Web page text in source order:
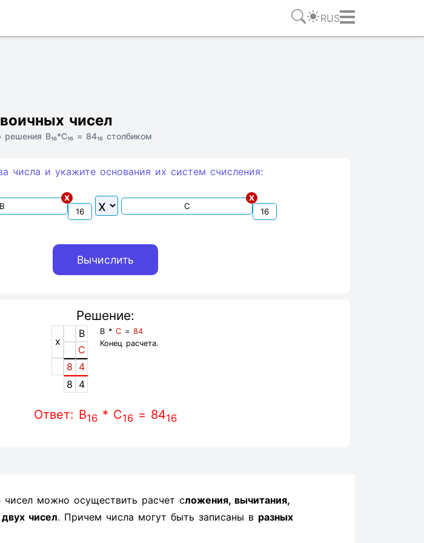
RUS
чисел
B₁₆*C₁₆ = 84₁₆ столбиком
числа и укажите основания их систем счиcления:
x x
Решение:
x
B
C
8 4
8 4
B *C =84
Конец расчета.
Ответ: B16 * C16 = 8416
чисел можно осуществить расчет сложения, вычитания,
чисел. Причем числа могут быть записаны в разных